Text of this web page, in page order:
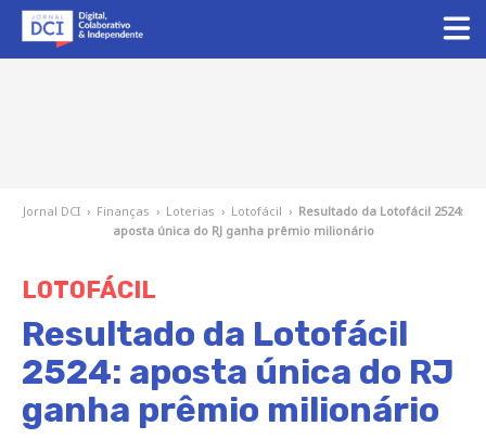
Jornal DCI › Finanças › Loterias › Lotofácil › Resultado da Lotofácil 2524:
aposta única do RJ ganha prêmio milionário
LOTOFÁCIL
Resultado da Lotofácil
2524: aposta única do RJ
ganha prêmio milionário